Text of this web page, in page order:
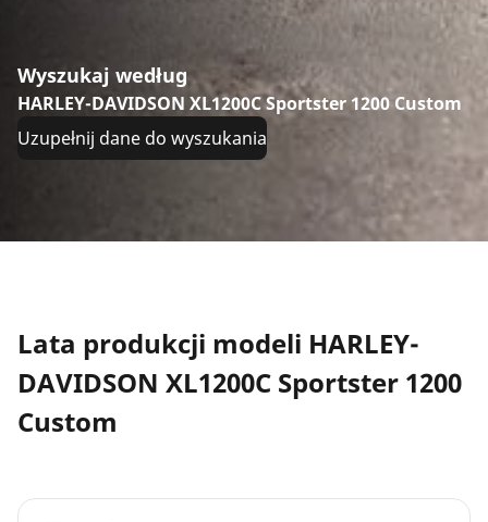
Wyszukaj według
HARLEY-DAVIDSON XL1200C Sportster 1200 Custom
Uzupełnij dane do wyszukania
Lata produkcji modeli HARLEY-
DAVIDSON XL1200C Sportster 1200
Custom